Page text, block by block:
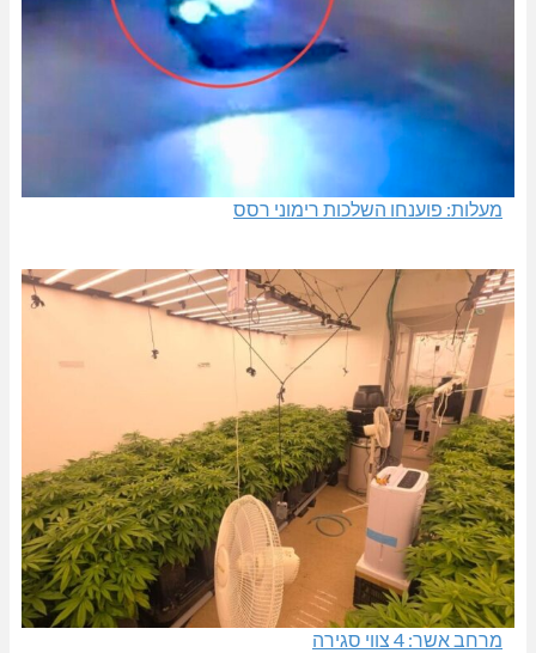
מעלות: פוענחו השלכות רימוני רסס
מרחב אשר: 4 צווי סגירה